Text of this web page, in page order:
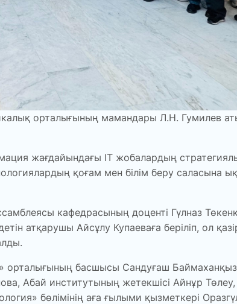
орталығының мамандары Л.Н. Гумилев
жағдайындағы IT жобалардың
қоғам мен білім беру саласына
кафедрасының доценті Гүлназ
атқарушы Айсұлу Купаеваға беріліп, ол
орталығының басшысы Сандуғаш
Абай институтының жетекшісі Айнұр Төлеу,
бөлімінің аға ғылыми қызметкері